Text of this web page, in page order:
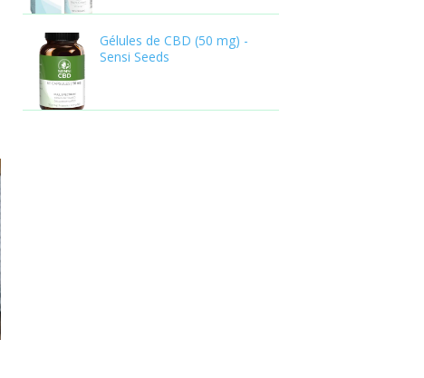
Gélules de CBD (50 mg) -
Sensi Seeds